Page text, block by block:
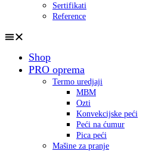
Sertifikati
Reference
Shop
PRO oprema
Termo uredjaji
MBM
Ozti
Konvekcijske peći
Peći na ćumur
Pica peći
Mašine za pranje